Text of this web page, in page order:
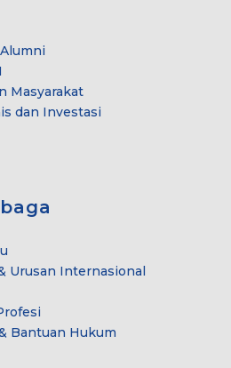
Masyarakat
dan Investasi
Urusan Internasional
Bantuan Hukum